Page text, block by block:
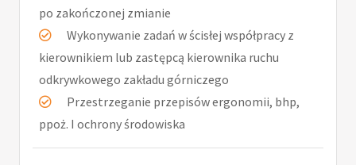
po zakończonej zmianie
Wykonywanie zadań w ścisłej współpracy z
kierownikiem lub zastępcą kierownika ruchu
odkrywkowego zakładu górniczego
Przestrzeganie przepisów ergonomii, bhp,
ppoż. I ochrony środowiska